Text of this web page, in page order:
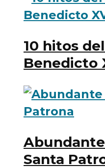
10 hitos
Benedicto
Santa